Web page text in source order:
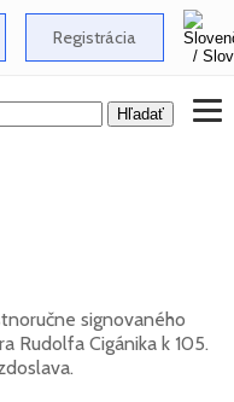
Registrácia
signovaného
Rudolfa Cigánika k 105.